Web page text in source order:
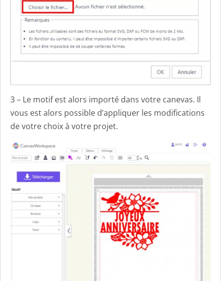
3 – Le motif est alors importé dans votre canevas. Il
vous est alors possible d’appliquer les modifications
de votre choix à votre projet.